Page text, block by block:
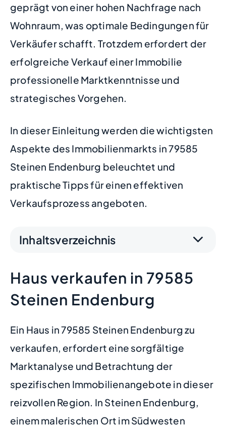
geprägt von einer hohen Nachfrage nach
Wohnraum, was optimale Bedingungen für
Verkäufer schafft. Trotzdem erfordert der
erfolgreiche Verkauf einer Immobilie
professionelle Marktkenntnisse und
strategisches Vorgehen.
In dieser Einleitung werden die wichtigsten
Aspekte des Immobilienmarkts in 79585
Steinen Endenburg beleuchtet und
praktische Tipps für einen effektiven
Verkaufsprozess angeboten.
Inhaltsverzeichnis
Haus verkaufen in 79585
Steinen Endenburg
Ein Haus in 79585 Steinen Endenburg zu
verkaufen, erfordert eine sorgfältige
Marktanalyse und Betrachtung der
spezifischen Immobilienangebote in dieser
reizvollen Region. In Steinen Endenburg,
einem malerischen Ort im Südwesten